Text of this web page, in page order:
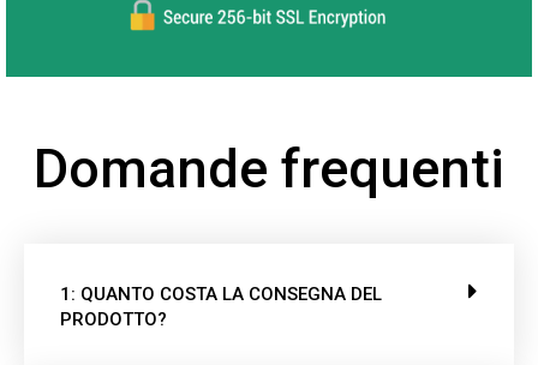
Domande frequenti
1: QUANTO COSTA LA CONSEGNA DEL
PRODOTTO?